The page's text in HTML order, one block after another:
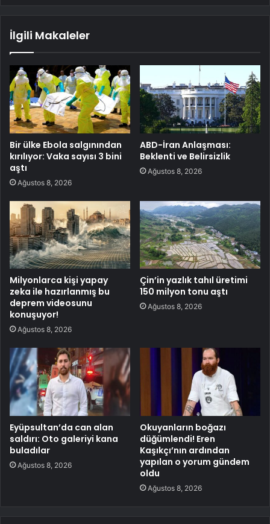
İlgili Makaleler
Bir ülke Ebola salgınından
kırılıyor: Vaka sayısı 3 bini
aştı
Ağustos 8, 2026
ABD-İran Anlaşması:
Beklenti ve Belirsizlik
Ağustos 8, 2026
Milyonlarca kişi yapay
zeka ile hazırlanmış bu
deprem videosunu
konuşuyor!
Ağustos 8, 2026
Çin’in yazlık tahıl üretimi
150 milyon tonu aştı
Ağustos 8, 2026
Eyüpsultan’da can alan
saldırı: Oto galeriyi kana
buladılar
Ağustos 8, 2026
Okuyanların boğazı
düğümlendi! Eren
Kaşıkçı’nın ardından
yapılan o yorum gündem
oldu
Ağustos 8, 2026